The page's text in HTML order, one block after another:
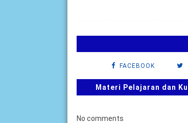
Buku Saku
Permendagri Nomor 15
Level Kognitif Pada
Juknis Pengawas
Kalender Pendidikan
Kalender Pendidikan
FACEBOOK
Materi Pelajaran dan
No comments